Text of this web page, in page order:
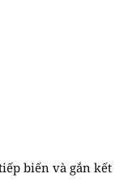
biến và gắn kết